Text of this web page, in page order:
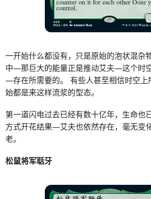
一开始什么都没有，只是原始的泡状混杂
中—那巨大的能量正是推动艾夫—这个时
—存在所需要的。 有些人甚至相信时空上
始都是来这样流浆的型态。
第一道闪电过去已经有数十亿年，生命也
方式开花结果—艾夫也依然存在，毫无变
老。
松鼠将军聒牙